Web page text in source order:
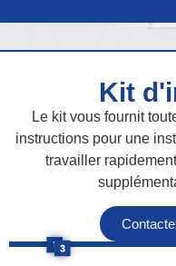
Kit
Le kit vous fournit
instructions pour une
travailler